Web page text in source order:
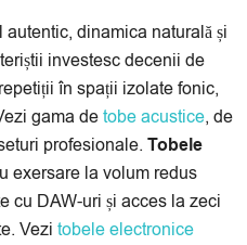
autentic, dinamica naturală și
investesc decenii de
în spații izolate fonic,
gama detobe acustice, de
profesionale. Tobele
exersare la volum redus
cu DAW-uri și acces la zeci
Vezi tobele electronice